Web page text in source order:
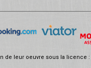
de leur oeuvre sous la licence :